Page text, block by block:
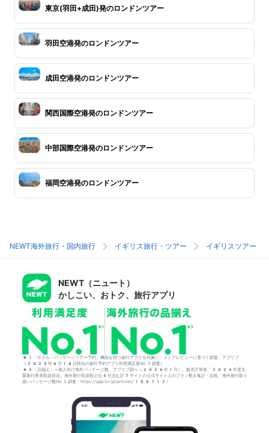
東京(羽田+成田)発のロンドンツアー
羽田空港発のロンドンツアー
成田空港発のロンドンツアー
関西国際空港発のロンドンツアー
中部国際空港発のロンドンツアー
福岡空港発のロンドンツアー
NEWT海外旅行・国内旅行 イギリス旅行・ツアー イギリスツアー
NEWT（ニュート）
かしこい、おトク、旅行アプリ
*1「ホテル・パッケージツアー予約」機能を持つ旅行アプリを対象に、ストアレビューに基づく調査。アプリブ
（2025年6月18日時点の旅行予約アプリ利用満足度No.1調査）
*2「品揃え」＝個人向け海外パッケージ数。アプリブ調べ（2026年1月）。観光庁発表「2024年度主
要旅行業者取扱状況」海外旅行取扱額上位4社含む計7サイトの公式サイト上のプラン数を集計・比較。海外旅行取り
扱いパッケージ数No.1調査：https://app-liv.jp/articles/155712/